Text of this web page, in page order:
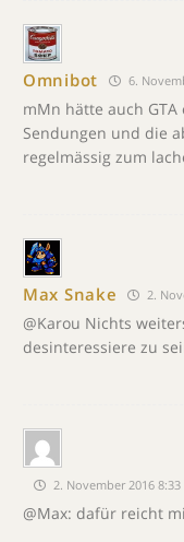
Omnibot 6.
mMn hätte auch
Sendungen und die
regelmässig zum
Max Snake 2.
@Karou Nichts
desinteressiere zu
2. November 2016 8:33
@Max: dafür reicht